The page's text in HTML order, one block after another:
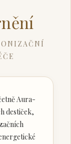
Aura-
destiček,